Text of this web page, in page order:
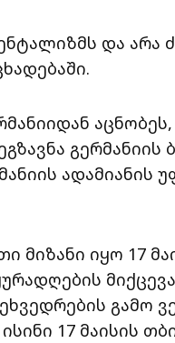
და არა
ადამიანის
მიზანი იყო 17
გამო
17 მაისის